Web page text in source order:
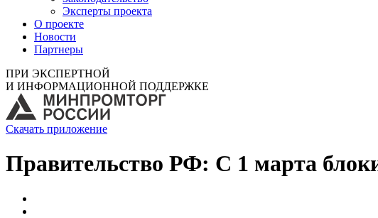
Эксперты проекта
О проекте
Новости
Партнеры
ПРИ ЭКСПЕРТНОЙ
И ИНФОРМАЦИОННОЙ ПОДДЕРЖКЕ
Скачать приложение
Правительство РФ: С 1 марта